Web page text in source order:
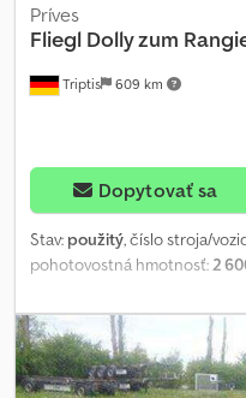
Triptis 609 km
Príves
Fliegl Dolly zum
Dopytovať sa
Stav: použitý, číslo stroja/
pohotovostná hmotnosť: 2
nápravy, prvá registrácia:11/
celková šírka: 2 550 mm ,
sivý, 4 VOZIDLÁ K
VOZIDLÁ K DISPOZÍCII! - 4